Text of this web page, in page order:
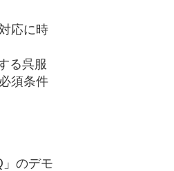
応に時
る呉服
須条件
のデモ